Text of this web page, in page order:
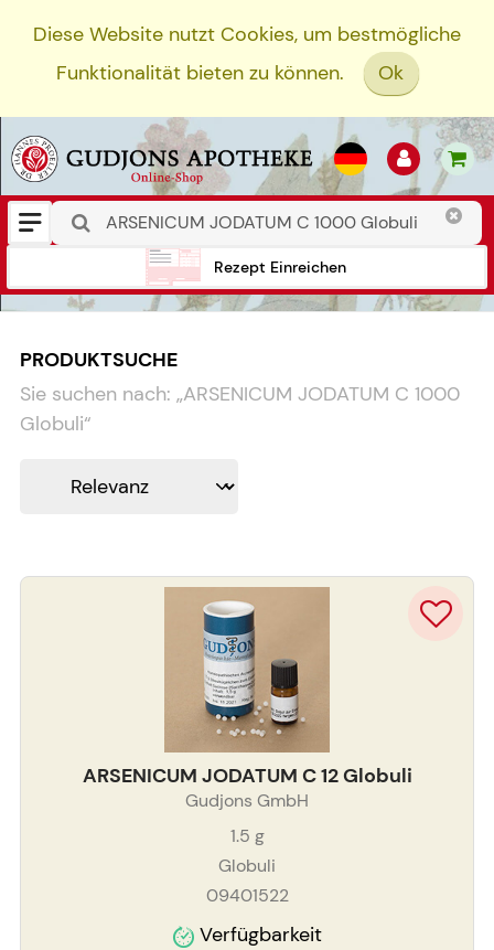
Diese Website nutzt Cookies, um bestmögliche
Funktionalität bieten zu können.
Ok
Rezept Einreichen
PRODUKTSUCHE
Sie suchen nach: „ARSENICUM JODATUM C 1000
Globuli“
ARSENICUM JODATUM C 12 Globuli
Gudjons GmbH
1.5 g
Globuli
09401522
Verfügbarkeit